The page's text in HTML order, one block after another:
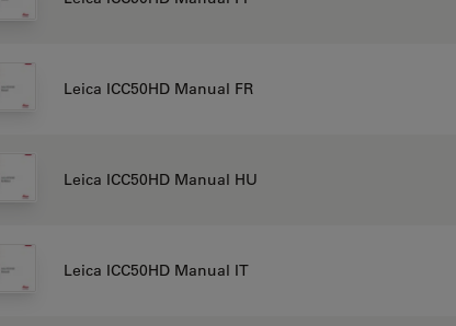
Leica ICC50HD Manual FR
Leica ICC50HD Manual HU
Leica ICC50HD Manual IT